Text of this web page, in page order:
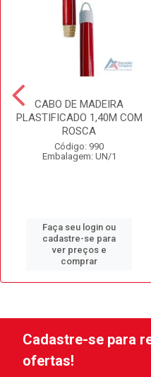
CABO DE MADEIRA
PLASTIFICADO 1,40M COM
ROSCA
Código: 990
Embalagem: UN/1
Faça seu login ou
cadastre-se para
ver preços e
comprar
Cadastre-se para
ofertas!